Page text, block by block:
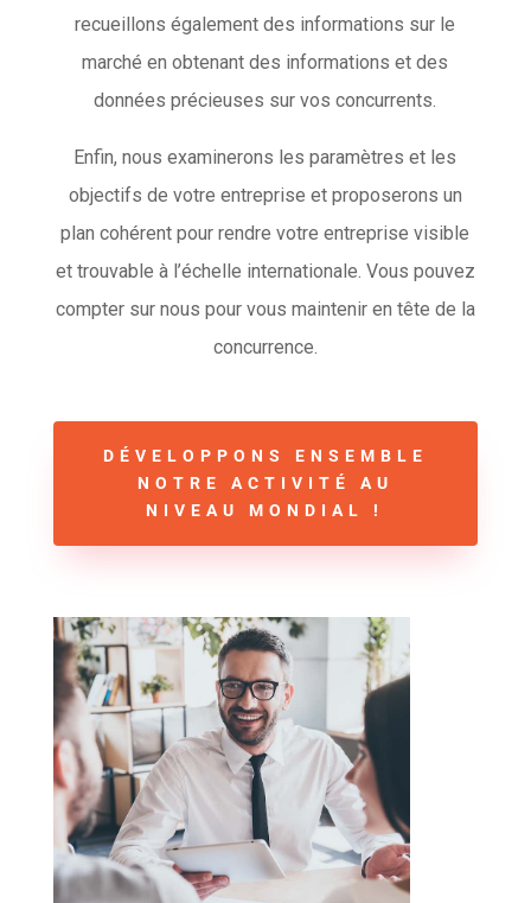
recueillons également des informations sur le
marché en obtenant des informations et des
données précieuses sur vos concurrents.
Enfin, nous examinerons les paramètres et les
objectifs de votre entreprise et proposerons un
plan cohérent pour rendre votre entreprise visible
et trouvable à l’échelle internationale. Vous pouvez
compter sur nous pour vous maintenir en tête de la
concurrence.
DÉVELOPPONS ENSEMBLE
NOTRE ACTIVITÉ AU
NIVEAU MONDIAL !